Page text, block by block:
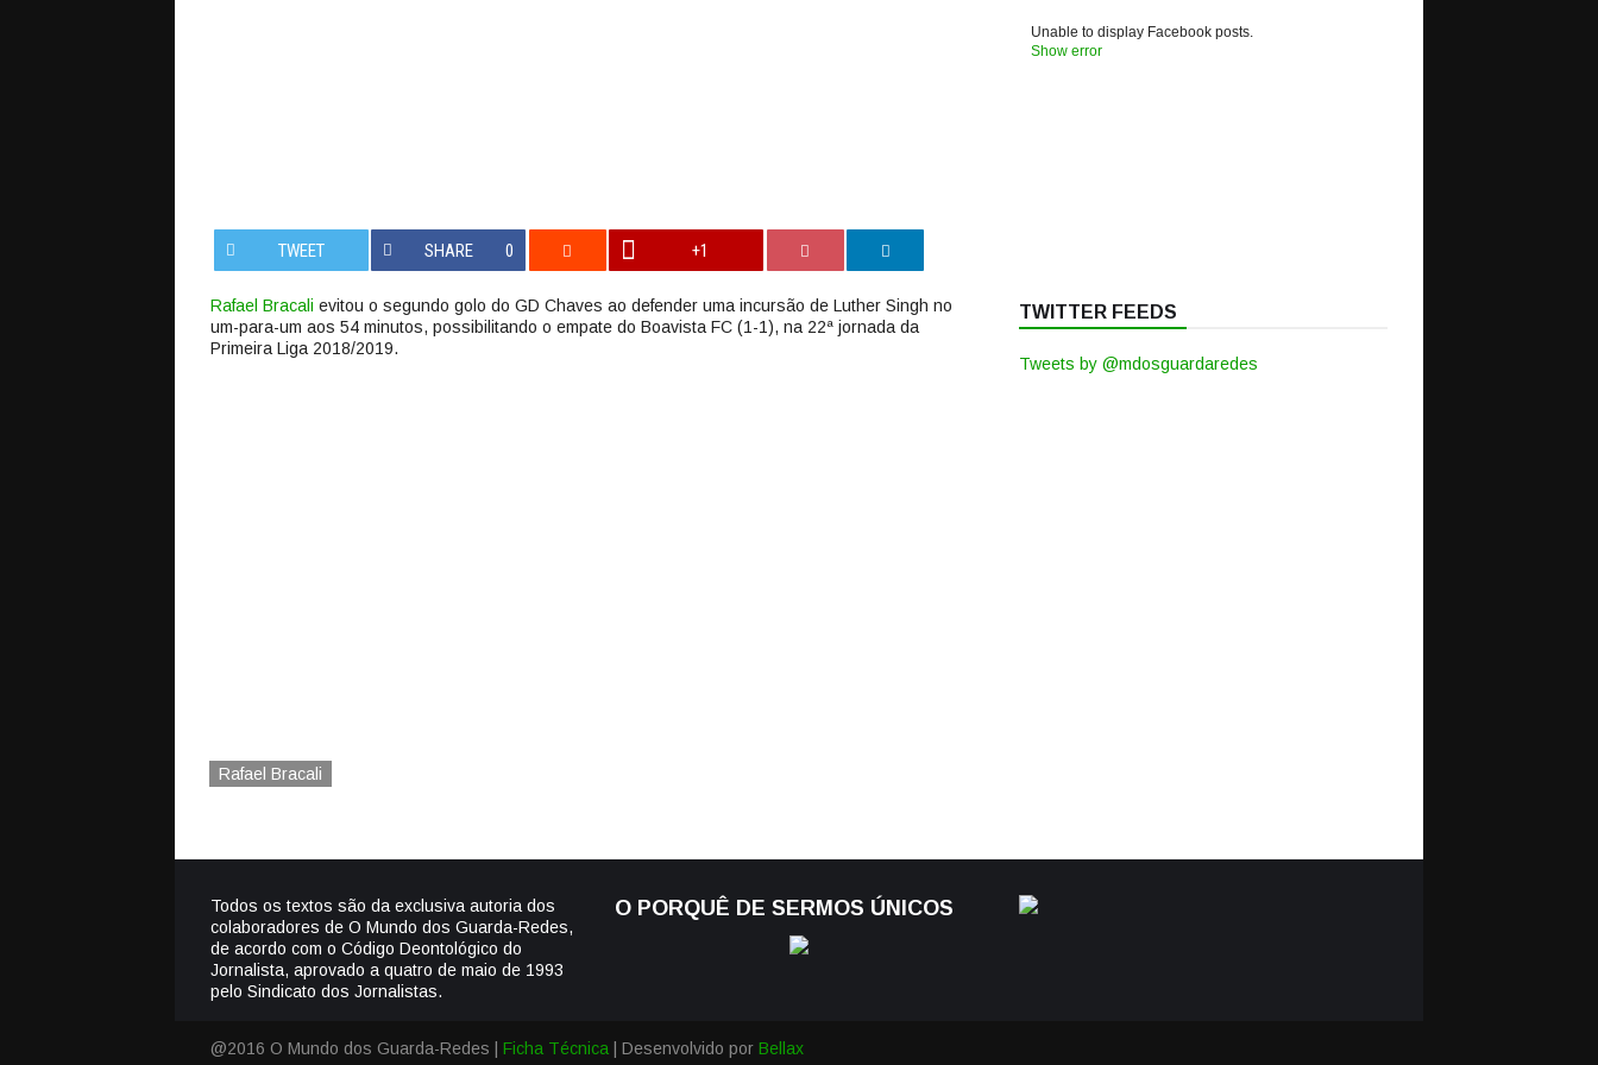
TWEET SHARE 0 +1
Rafael Bracali evitou o segundo golo do GD Chaves ao defender uma incursão de Luther Singh no
um-para-um aos 54 minutos, possibilitando o empate do Boavista FC (1-1), na 22ª jornada da
Primeira Liga 2018/2019.
Rafael Bracali
Unable to display Facebook posts.
Show error
TWITTER FEEDS
Tweets by @mdosguardaredes
Todos os textos são da exclusiva autoria dos
colaboradores de O Mundo dos Guarda-Redes,
de acordo com o Código Deontológico do
Jornalista, aprovado a quatro de maio de 1993
pelo Sindicato dos Jornalistas.
O PORQUÊ DE SERMOS ÚNICOS
@2016 O Mundo dos Guarda-Redes | Ficha Técnica | Desenvolvido por Bellax